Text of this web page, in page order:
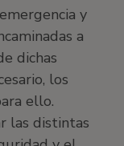
y
a
dichas
los
ello.
las distintas